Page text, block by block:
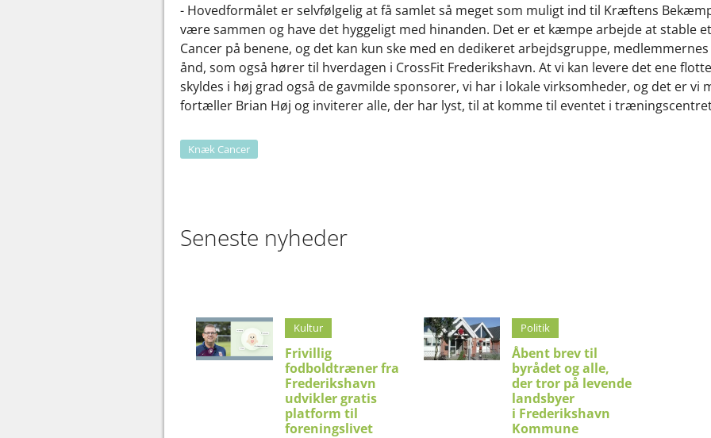
- Hovedformålet er selvfølgelig at få samlet så meget som muligt ind til Kræftens
være sammen og have det hyggeligt med hinanden. Det er et kæmpe arbejde at stable
Cancer på benene, og det kan kun ske med en dedikeret arbejdsgruppe,
ånd, som også hører til hverdagen i CrossFit Frederikshavn. At vi kan levere det ene
skyldes i høj grad også de gavmilde sponsorer, vi har i lokale virksomheder, og det er vi
fortæller Brian Høj og inviterer alle, der har lyst, til at komme til eventet i
Knæk Cancer
Seneste nyheder
Kultur
Frivillig
fodboldtræner fra
Frederikshavn
udvikler gratis
platform til
foreningslivet
Politik
Åbent brev til
byrådet og alle,
der tror på levende
landsbyer
i Frederikshavn
Kommune